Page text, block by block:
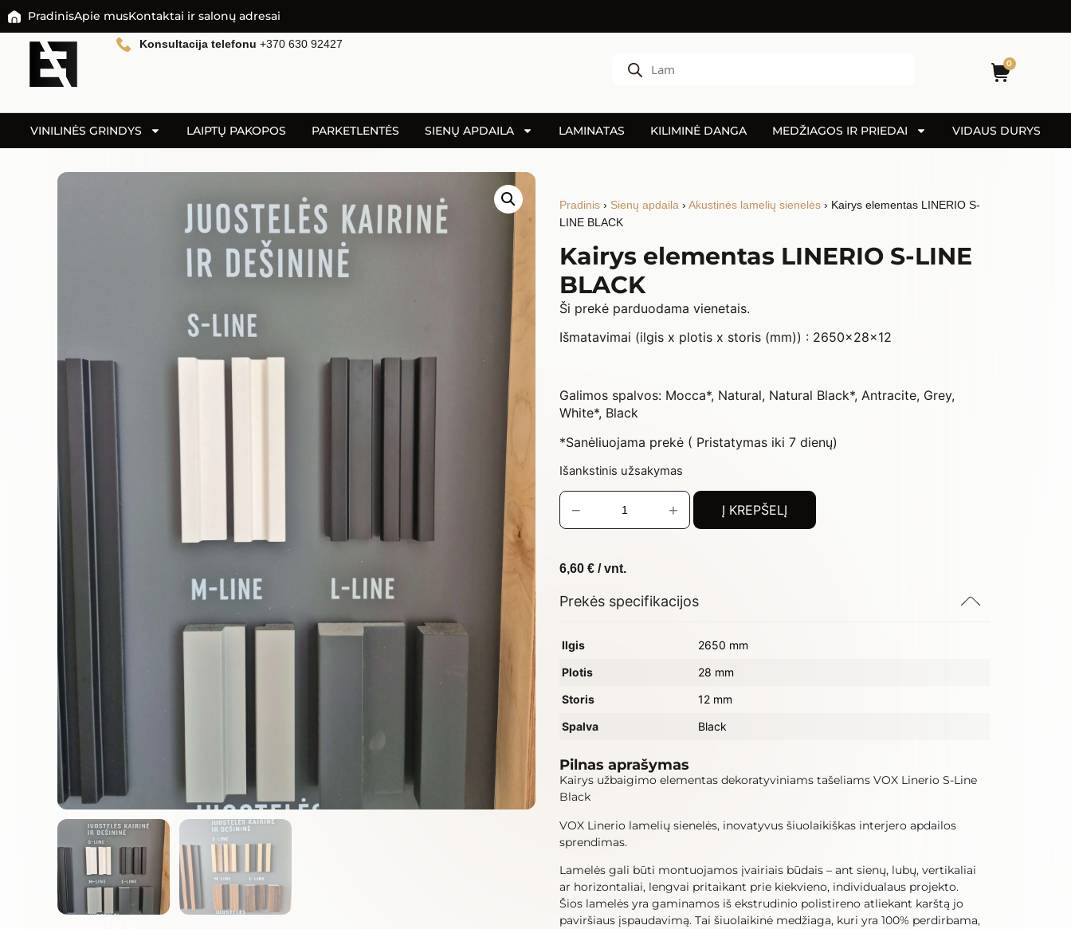
PradinisApie musKontaktai ir salonų adresai
Konsultacija telefonu +370 630 92427
0
VINILINĖS GRINDYS LAIPTŲ PAKOPOS PARKETLENTĖS SIENŲ APDAILA LAMINATAS KILIMINĖ DANGA MEDŽIAGOS IR PRIEDAI VIDAUS DURYS
Pradinis › Sienų apdaila › Akustinės lamelių sienelės › Kairys elementas LINERIO S-
LINE BLACK
Kairys elementas LINERIO S-LINE
BLACK
Ši prekė parduodama vienetais.
Išmatavimai (ilgis x plotis x storis (mm)) : 2650x28x12
Galimos spalvos: Mocca*, Natural, Natural Black*, Antracite, Grey,
White*, Black
*Sanėliuojama prekė ( Pristatymas iki 7 dienų)
Išankstinis užsakymas
− + Į KREPŠELĮ
6,60 € / vnt.
Prekės specifikacijos
Ilgis
2650 mm
Plotis
28 mm
Storis
12 mm
Spalva
Black
Pilnas aprašymas
Kairys užbaigimo elementas dekoratyviniams tašeliams VOX Linerio S-Line
Black
VOX Linerio lamelių sienelės, inovatyvus šiuolaikiškas interjero apdailos
sprendimas.
Lamelės gali būti montuojamos įvairiais būdais – ant sienų, lubų, vertikaliai
ar horizontaliai, lengvai pritaikant prie kiekvieno, individualaus projekto.
Šios lamelės yra gaminamos iš ekstrudinio polistireno atliekant karštą jo
paviršiaus įspaudavimą. Tai šiuolaikinė medžiaga, kuri yra 100% perdirbama,